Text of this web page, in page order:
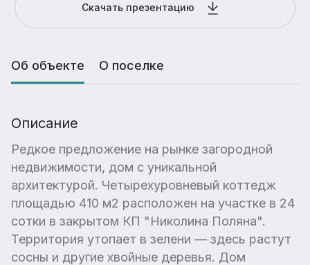
Скачать презентацию
Об объекте О поселке
Описание
Редкое предложение на рынке загородной
недвижимости, дом с уникальной
архитектурой. Четырехуровневый коттедж
площадью 410 м2 расположен на участке в 24
сотки в закрытом КП "Николина Поляна".
Территория утопает в зелени — здесь растут
сосны и другие хвойные деревья. Дом